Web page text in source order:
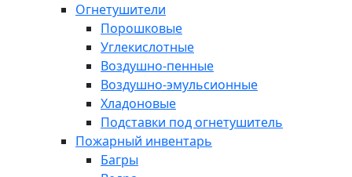
Огнетушители
Порошковые
Углекислотные
Воздушно-пенные
Воздушно-эмульсионные
Хладоновые
Подставки под огнетушитель
Пожарный инвентарь
Багры